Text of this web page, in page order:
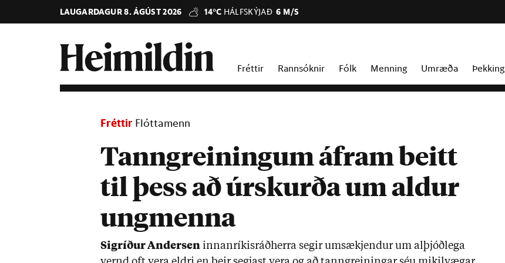
LAUGARDAGUR 8. ÁGÚST 2026 14°C HÁLFSKÝJAÐ 6 M/S
Fréttir Rannsóknir Fólk Menning Umræða Þekking
Fréttir Flóttamenn
Tanngreiningum áfram beitt
til þess að úrskurða um aldur
ungmenna
Sig­ríð­ur And­er­sen inn­an­rík­is­ráð­herra seg­ir um­sækj­end­ur um al­þjóð­lega